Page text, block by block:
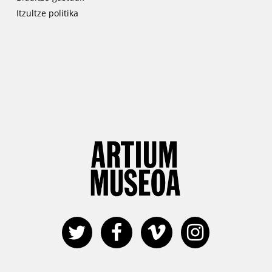
Itzultze politika